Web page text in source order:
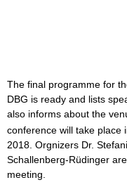
The final programme for
DBG is ready and lists
also informs about the
conference will take place
2018. Orgnizers Dr.
Schallenberg-Rüdinger
meeting.